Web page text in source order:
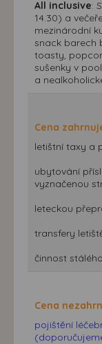
All inclusive:
14.30) a
mezinárodní
snack barech
toasty,
sušenky v
a
Cena
letištní taxy a
ubytování
vyznačenou
leteckou
transfery
činnost
Cena
pojištění